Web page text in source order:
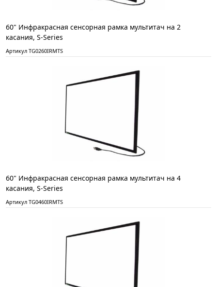
60" Инфракрасная сенсорная рамка мультитач на 2
касания, S-Series
Артикул TG0260IRMTS
60" Инфракрасная сенсорная рамка мультитач на 4
касания, S-Series
Артикул TG0460IRMTS